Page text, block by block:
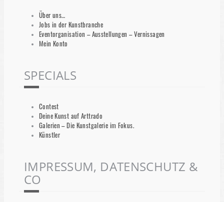
Über uns…
Jobs in der Kunstbranche
Eventorganisation – Ausstellungen – Vernissagen
Mein Konto
SPECIALS
Contest
Deine Kunst auf Arttrado
Galerien – Die Kunstgalerie im Fokus.
Künstler
IMPRESSUM, DATENSCHUTZ &
CO